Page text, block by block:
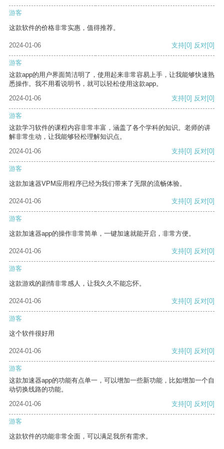
游客
这款软件的价格非常实惠，值得推荐。
2024-01-06 支持[0] 反对[0]
游客
这款app的用户界面简洁明了，使用起来非常容易上手，让我能够快速熟
悉操作。我不用看说明书，就可以轻松使用这款app。
2024-01-06
支持[0] 反对[0]
游客
这款学习软件的课程内容非常丰富，涵盖了各个学科的知识。老师的讲
解非常生动，让我能够轻松理解知识点。
2024-01-06
支持[0] 反对[0]
游客
这款加速器VPM应用程序已经为我们带来了无限的流畅体验。
2024-01-06 支持[0] 反对[0]
游客
这款加速器app的操作非常简单，一键加速就能开启，非常方便。
2024-01-06 支持[0] 反对[0]
游客
这款游戏的剧情非常感人，让我久久不能忘怀。
2024-01-06 支持[0] 反对[0]
游客
这个软件很好用
2024-01-06 支持[0] 反对[0]
游客
这款加速器app的功能有点单一，可以增加一些新功能，比如增加一个自
动切换线路的功能。
2024-01-06
支持[0] 反对[0]
游客
这款软件的功能非常全面，可以满足我所有需求。